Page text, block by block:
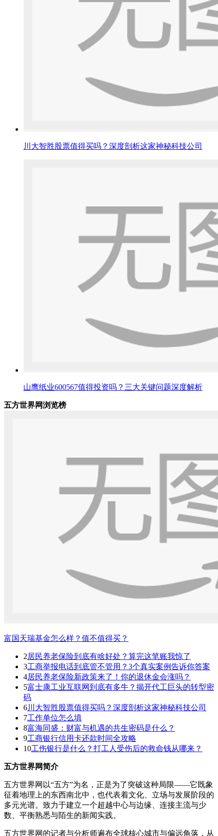
川大智胜股票值得买吗？深度剖析这家神秘科技公司
山鹰纸业600567值得投资吗？三大关键问题深度解析
五方世界网浏览榜
富国天瑞基金怎么样？值不值得买？
2居民养老保险到底有啥好处？算完这笔账我惊了
3工商举报电话到底管不管用？3个真实案例告诉你答案
4居民养老保险新政策来了！你的退休金会涨吗？
5富士康工业互联网到底有多牛？揭开代工巨头的转型密
码
6川大智胜股票值得买吗？深度剖析这家神秘科技公司
7工作单位怎么填
8富海同盛：财富与机遇的共生密码是什么？
9工商银行信用卡还款时间全攻略
10工伤银行是什么？打工人受伤后的救命钱从哪来？
五方世界网简介
五方世界网以“五方”为名，正是为了突破这种局限——它既象
征着地理上的东西南北中，也代表着文化、立场与发展阶段的
多元光谱。致力于建立一个超越中心与边缘、连接主流与少
数、平衡熟悉与陌生的新闻实践。
五方世界网的记者与分析师遍布全球核心城市与偏远角落，从